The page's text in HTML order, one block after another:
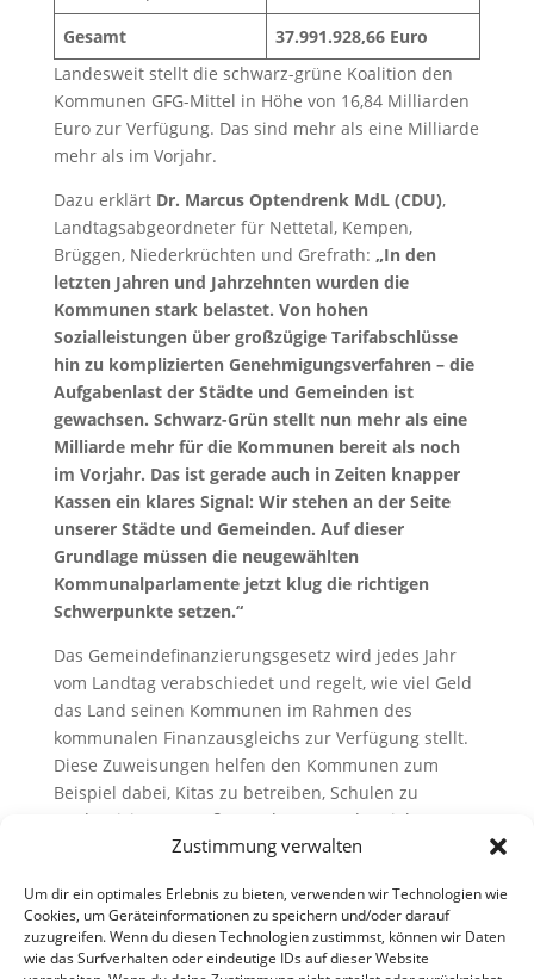
Zustimmung verwalten
Um dir ein optimales Erlebnis zu bieten, verwenden wir Technologien wie
Cookies, um Geräteinformationen zu speichern und/oder darauf
zuzugreifen. Wenn du diesen Technologien zustimmst, können wir Daten
wie das Surfverhalten oder eindeutige IDs auf dieser Website
Gesamt
37.991.928,66 Euro
Landesweit stellt die schwarz-grüne Koalition den
Kommunen GFG-Mittel in Höhe von 16,84 Milliarden
Euro zur Verfügung. Das sind mehr als eine Milliarde
mehr als im Vorjahr.
Dazu erklärt Dr. Marcus Optendrenk MdL (CDU),
Landtagsabgeordneter für Nettetal, Kempen,
Brüggen, Niederkrüchten und Grefrath: „In den
letzten Jahren und Jahrzehnten wurden die
Kommunen stark belastet. Von hohen
Sozialleistungen über großzügige Tarifabschlüsse
hin zu komplizierten Genehmigungsverfahren – die
Aufgabenlast der Städte und Gemeinden ist
gewachsen. Schwarz-Grün stellt nun mehr als eine
Milliarde mehr für die Kommunen bereit als noch
im Vorjahr. Das ist gerade auch in Zeiten knapper
Kassen ein klares Signal: Wir stehen an der Seite
unserer Städte und Gemeinden. Auf dieser
Grundlage müssen die neugewählten
Kommunalparlamente jetzt klug die richtigen
Schwerpunkte setzen.“
Das Gemeindefinanzierungsgesetz wird jedes Jahr
vom Landtag verabschiedet und regelt, wie viel Geld
das Land seinen Kommunen im Rahmen des
kommunalen Finanzausgleichs zur Verfügung stellt.
Diese Zuweisungen helfen den Kommunen zum
Beispiel dabei, Kitas zu betreiben, Schulen zu
modernisieren, Straßen zu bauen und soziale
Angebote zu sichern.
Die vollständige Pressemitteilung finden Sie hier:
PM GFG 2026 VIE II Herunterladen